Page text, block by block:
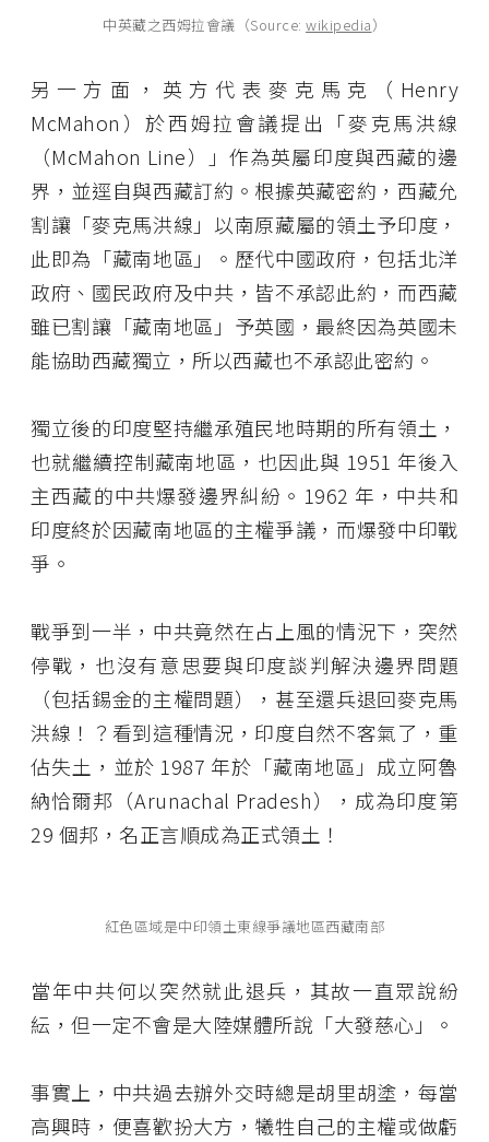
中英藏之西姆拉會議（Source: wikipedia）
另一方面，英方代表麥克馬克（Henry
McMahon）於西姆拉會議提出「麥克馬洪線
（McMahon Line）」作為英屬印度與西藏的邊
界，並逕自與西藏訂約。根據英藏密約，西藏允
割讓「麥克馬洪線」以南原藏屬的領土予印度，
此即為「藏南地區」。歷代中國政府，包括北洋
政府、國民政府及中共，皆不承認此約，而西藏
雖已割讓「藏南地區」予英國，最終因為英國未
能協助西藏獨立，所以西藏也不承認此密約。
獨立後的印度堅持繼承殖民地時期的所有領土，
也就繼續控制藏南地區，也因此與 1951 年後入
主西藏的中共爆發邊界糾紛。1962 年，中共和
印度終於因藏南地區的主權爭議，而爆發中印戰
爭。
戰爭到一半，中共竟然在占上風的情況下，突然
停戰，也沒有意思要與印度談判解決邊界問題
（包括錫金的主權問題），甚至還兵退回麥克馬
洪線！？看到這種情況，印度自然不客氣了，重
佔失土，並於 1987 年於「藏南地區」成立阿魯
納恰爾邦（Arunachal Pradesh），成為印度第
29 個邦，名正言順成為正式領土！
紅色區域是中印領土東線爭議地區西藏南部
當年中共何以突然就此退兵，其故一直眾說紛
紜，但一定不會是大陸媒體所說「大發慈心」。
事實上，中共過去辦外交時總是胡里胡塗，每當
高興時，便喜歡扮大方，犧牲自己的主權或做虧